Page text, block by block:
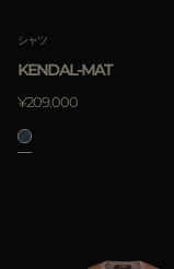
シャツ
KENDAL-MAT
¥209.000